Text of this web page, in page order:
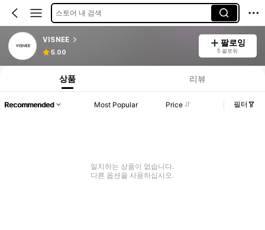
스토어 내 검색
VISNEE
5.00
팔로잉
5 팔로워
상품 리뷰
Recommended Most Popular Price 필터
일치하는 상품이 없습니다.
다른 옵션을 사용하십시오.